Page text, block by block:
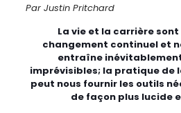
Par Justin Pritchard
La vie et la carrière
changement continuel et
entraîne
imprévisibles; la pratique de
peut nous fournir les outils
de façon plus lucide